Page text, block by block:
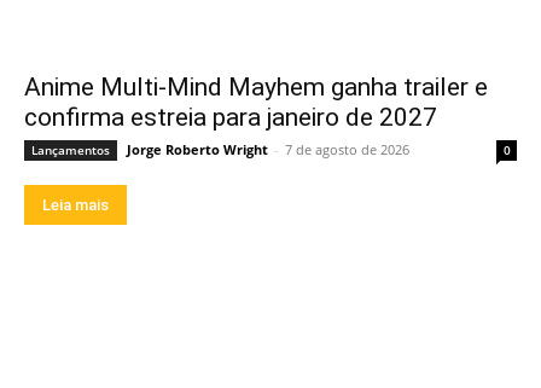
Anime Multi-Mind Mayhem ganha trailer e
confirma estreia para janeiro de 2027
Lançamentos Jorge Roberto Wright - 7 de agosto de 2026 0
Leia mais